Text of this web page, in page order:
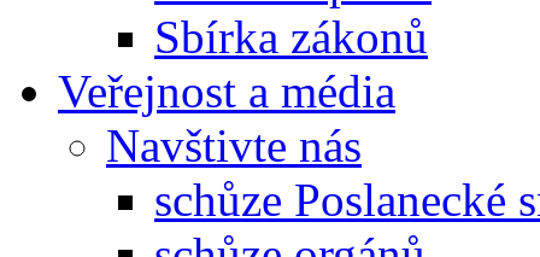
Sbírka zákonů
Veřejnost a média
Navštivte nás
schůze Poslanecké